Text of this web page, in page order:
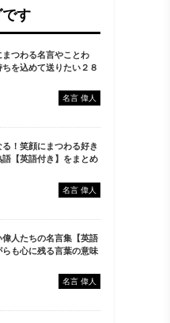
す
つわる名言やことわ
を込めて送りたい２８
名言 偉人
！笑顔にまつわる好き
【英語付き】をまとめ
名言 偉人
人たちの名言集【英語
も心に残る言葉の意味
名言 偉人